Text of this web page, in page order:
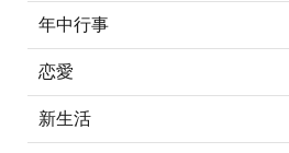
年中行事
恋愛
新生活